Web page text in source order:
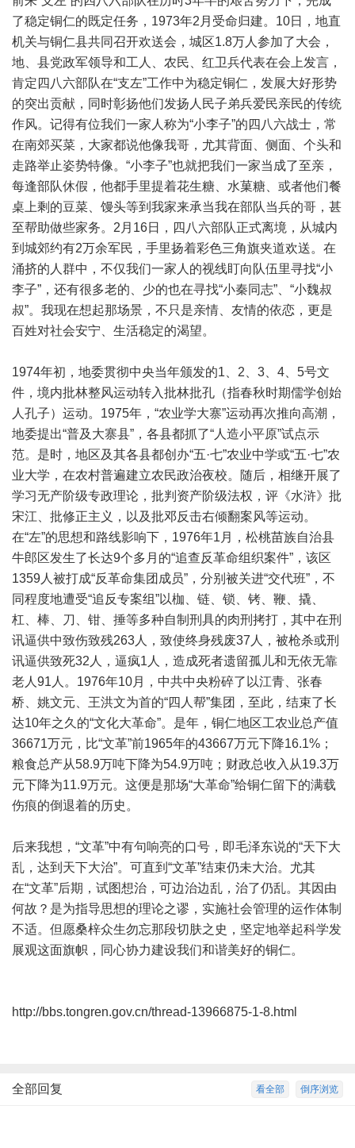
了稳定铜仁的既定任务，1973年2月受命归建。10日，地直
机关与铜仁县共同召开欢送会，城区1.8万人参加了大会，
地、县党政军领导和工人、农民、红卫兵代表在会上发言，
肯定四八六部队在“支左”工作中为稳定铜仁，发展大好形势
的突出贡献，同时彰扬他们发扬人民子弟兵爱民亲民的传统
作风。记得有位我们一家人称为“小李子”的四八六战士，常
在南郊买菜，大家都说他像我哥，尤其背面、侧面、个头和
走路举止姿势特像。“小李子”也就把我们一家当成了至亲，
每逢部队休假，他都手里提着花生糖、水菓糖、或者他们餐
桌上剩的豆菜、馒头等到我家来承当我在部队当兵的哥，甚
至帮助做些家务。2月16日，四八六部队正式离境，从城内
到城郊约有2万余军民，手里扬着彩色三角旗夹道欢送。在
涌挤的人群中，不仅我们一家人的视线盯向队伍里寻找“小
李子”，还有很多老的、少的也在寻找“小秦同志”、“小魏叔
叔”。我现在想起那场景，不只是亲情、友情的依恋，更是
百姓对社会安宁、生活稳定的渴望。
1974年初，地委贯彻中央当年颁发的1、2、3、4、5号文
件，境内批林整风运动转入批林批孔（指春秋时期儒学创始
人孔子）运动。1975年，“农业学大寨”运动再次推向高潮，
地委提出“普及大寨县”，各县都抓了“人造小平原”试点示
范。是时，地区及其各县都创办“五·七”农业中学或“五·七”农
业大学，在农村普遍建立农民政治夜校。随后，相继开展了
学习无产阶级专政理论，批判资产阶级法权，评《水浒》批
宋江、批修正主义，以及批邓反击右倾翻案风等运动。
在“左”的思想和路线影响下，1976年1月，松桃苗族自治县
牛郎区发生了长达9个多月的“追查反革命组织案件”，该区
1359人被打成“反革命集团成员”，分别被关进“交代班”，不
同程度地遭受“追反专案组”以枷、链、锁、铐、鞭、撬、
杠、棒、刀、钳、捶等多种自制刑具的肉刑拷打，其中在刑
讯逼供中致伤致残263人，致使终身残废37人，被枪杀或刑
讯逼供致死32人，逼疯1人，造成死者遗留孤儿和无依无靠
老人91人。1976年10月，中共中央粉碎了以江青、张春
桥、姚文元、王洪文为首的“四人帮”集团，至此，结束了长
达10年之久的“文化大革命”。是年，铜仁地区工农业总产值
36671万元，比“文革”前1965年的43667万元下降16.1%；
粮食总产从58.9万吨下降为54.9万吨；财政总收入从19.3万
元下降为11.9万元。这便是那场“大革命”给铜仁留下的满载
伤痕的倒退着的历史。
后来我想，“文革”中有句响亮的口号，即毛泽东说的“天下大
乱，达到天下大治”。可直到“文革”结束仍未大治。尤其
在“文革”后期，试图想治，可边治边乱，治了仍乱。其因由
何故？是为指导思想的理论之谬，实施社会管理的运作体制
不适。但愿桑梓众生勿忘那段切肤之史，坚定地举起科学发
展观这面旗帜，同心协力建设我们和谐美好的铜仁。
http://bbs.tongren.gov.cn/thread-13966875-1-8.html
倒序浏览
看全部
全部回复